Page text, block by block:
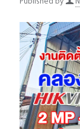
Published by